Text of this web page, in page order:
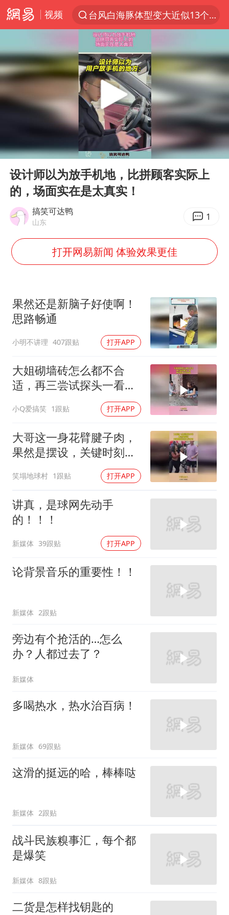
视频
台风白海豚体型变大近似13个浙江面积
夜幕落下 运动上场
泰交通部副部长回应中国游客遭歧视
美国将对多晶硅衍生品加征15%关税
改名后的“青海拉面”店
台军“汉光秀”开场闹剧多
段绚竞因公牺牲 年仅44岁
泰国突发校园枪击案已致2死多伤
1岁宝宝碰坏纸巾盒 宝妈被索赔924元
“空调24小时开着更省电”不实
公司“上四休三”但要降薪1000元
985博士后被曝在妻子孕期出轨后续
OpenAI为免费用户升级GPT-5.6 Luna
如何把百年大党建设得更加坚强有力？
Play
00:00 00:12
设计师以为放手机地，比拼顾客实际上
的，场面实在是太真实！
搞笑可达鸭
山东 1
打开网易新闻 体验效果更佳
果然还是新脑子好使啊！
思路畅通
小明不讲理 407跟贴 打开APP
大姐砌墙砖怎么都不合
适，再三尝试探头一看，
原来是有人在捣鬼！
小Q爱搞笑 1跟贴 打开APP
大哥这一身花臂腱子肉，
果然是摆设，关键时刻还
笑塌地球村 1跟贴 打开APP
讲真，是球网先动手
的！！！
新媒体 39跟贴 打开APP
论背景音乐的重要性！！
新媒体 2跟贴
旁边有个抢活的…怎么
办？人都过去了？
新媒体
多喝热水，热水治百病！
新媒体 69跟贴
这滑的挺远的哈，棒棒哒
新媒体 2跟贴
战斗民族糗事汇，每个都
是爆笑
新媒体 8跟贴
二货是怎样找钥匙的